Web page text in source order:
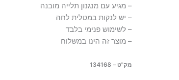
– מגיע עם מנגנון תלייה מובנה
– יש לנקות במטלית לחה
– לשימוש פנימי בלבד
– מוצר זה הינו במשלוח
מק"ט – 134168